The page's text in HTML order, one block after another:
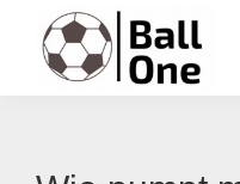
Inhalt
springen
Seitenspalte
springen
Fußzeile
springen